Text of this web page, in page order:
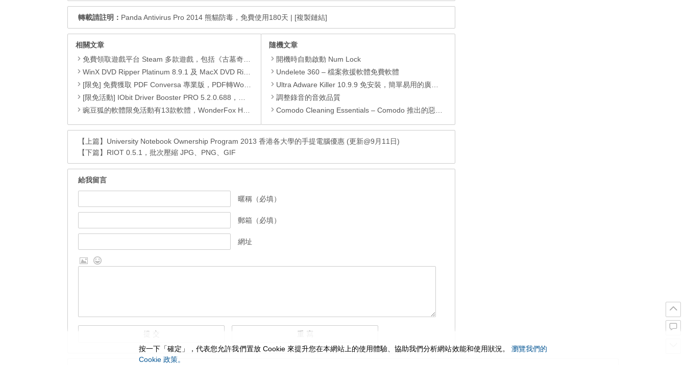
轉載請註明： Panda Antivirus Pro 2014 熊貓防毒，免費使用180天 | [複製鏈結]
相關文章
免費領取遊戲平台 Steam 多款遊戲，包括《古墓奇兵9（Tomb Raider）》、《古墓奇兵：歐西里斯神殿 LARA CROFT AND THE TEMPLE OF OSIRIS™》、《Deiland》、《Headsnatchers》、《Drawful 2》和《GOAT OF DUTY》。
WinX DVD Ripper Platinum 8.9.1 及 MacX DVD Ripper Pro 6.2.1 限免活動
[限免] 免費獲取 PDF Conversa 專業版，PDF轉Word格式DOC或Word轉換成PDF
[限免活動] IObit Driver Booster PRO 5.2.0.688，偵測並更新最新驅動程式，可以自動更新驅動程式
豌豆狐的軟體限免活動有13款軟體，WonderFox HD Video Converter Factory Pro、 Watermark Software、WiseCare 365 Pro、Seed4.Me VPN、WinToFlash Professional、RightNote Standard、ONLYOFFICE Cloud Office、Epubor Ultimate、Folder Marker Home 、Clipà.Vu、Preloaders、Animiz Professional 以及 DoYourData Uninstaller Pro。
隨機文章
開機時自動啟動 Num Lock
Undelete 360 – 檔案救援軟體免費軟體
Ultra Adware Killer 10.9.9 免安裝，簡單易用的廣告軟體移除工具，移除首頁綁架、廣告軟體、工具列、搜尋引擎綁架
調整錄音的音效品質
Comodo Cleaning Essentials – Comodo 推出的惡意程式清除工具
【上篇】 University Notebook Ownership Program 2013 香港各大學的手提電腦優惠 (更新@9月11日)
【下篇】 RIOT 0.5.1，批次壓縮 JPG、PNG、GIF
給我留言
暱稱（必填）
郵箱（必填）
網址
按一下「確定」，代表您允許我們置放 Cookie 來提升您在本網站上的使用體驗、協助我們分析網站效能和使用狀況。 瀏覽我們的
Cookie 政策。